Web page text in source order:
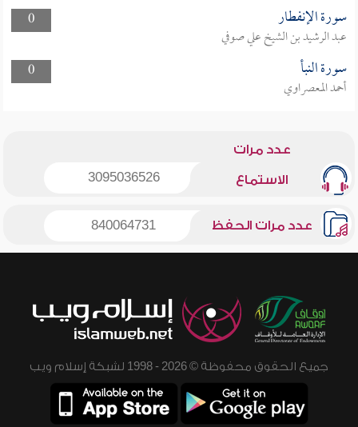
0
سورة الإنفطار
عبد الرشيد بن الشيخ علي صوفي
0
سورة النبأ
أحمد المعصراوي
عدد مرات
الاستماع 3095036526
عدد مرات الحفظ 840064731
جميع الحقوق محفوظة © 2026 - 1998 لشبكة إسلام ويب